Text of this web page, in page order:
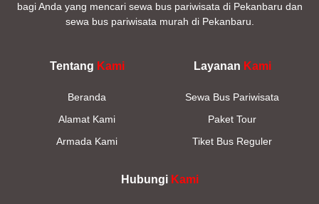
bagi Anda yang mencari sewa bus pariwisata di Pekanbaru dan
sewa bus pariwisata murah di Pekanbaru.
Tentang Kami
Beranda
Alamat Kami
Armada Kami
Layanan Kami
Sewa Bus Pariwisata
Paket Tour
Tiket Bus Reguler
Hubungi Kami